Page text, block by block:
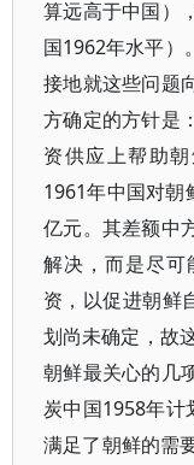
算远高于中国）
国1962年水平）
接地就这些问题
方确定的方针是
资供应上帮助
1961年中国对朝
亿元。其差额中
解决，而是尽
资，以促进朝鲜
划尚未确定，故
朝鲜最关心的几
炭中国1958年计
满足了朝鲜的需